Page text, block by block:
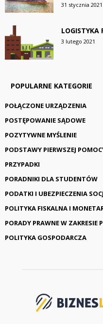
31 stycznia 2021
LOGISTYKA
3 lutego 2021
POPULARNE KATEGORIE
POŁĄCZONE URZĄDZENIA
POSTĘPOWANIE SĄDOWE
POZYTYWNE MYŚLENIE
PODSTAWY PIERWSZEJ
PRZYPADKI
PORADNIKI DLA STUDENTÓW
PODATKI I UBEZPIECZENIA
POLITYKA FISKALNA I
PORADY PRAWNE W ZAKRESIE
POLITYKA GOSPODARCZA